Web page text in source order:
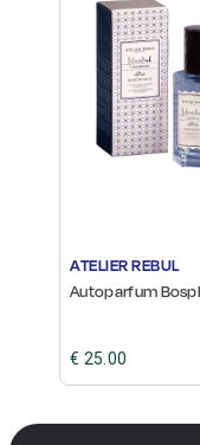
ATELIER REBUL
Autoparfum
€ 25.00